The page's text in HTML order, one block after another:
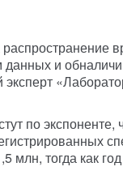
и
по экспоненте,
млн, тогда как